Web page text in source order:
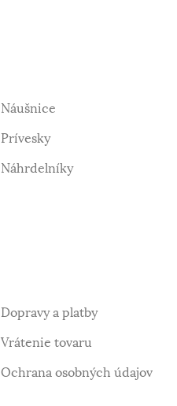
Náušnice
Prívesky
Náhrdelníky
Dopravy a platby
Vrátenie tovaru
Ochrana osobných údajov